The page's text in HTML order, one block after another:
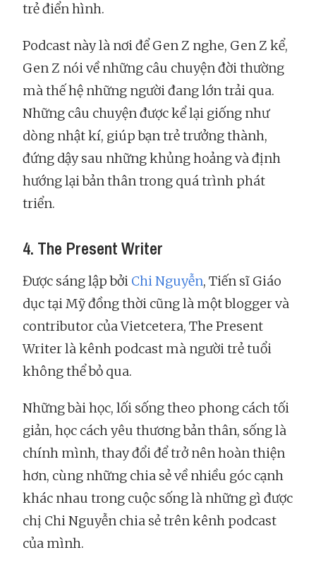
trẻ điển hình.
Podcast này là nơi để Gen Z nghe, Gen Z kể,
Gen Z nói về những câu chuyện đời thường
mà thế hệ những người đang lớn trải qua.
Những câu chuyện được kể lại giống như
dòng nhật kí, giúp bạn trẻ trưởng thành,
đứng dậy sau những khủng hoảng và định
hướng lại bản thân trong quá trình phát
triển.
4. The Present Writer
Được sáng lập bởi Chi Nguyễn, Tiến sĩ Giáo
dục tại Mỹ đồng thời cũng là một blogger và
contributor của Vietcetera, The Present
Writer là kênh podcast mà người trẻ tuổi
không thể bỏ qua.
Những bài học, lối sống theo phong cách tối
giản, học cách yêu thương bản thân, sống là
chính mình, thay đổi để trở nên hoàn thiện
hơn, cùng những chia sẻ về nhiều góc cạnh
khác nhau trong cuộc sống là những gì được
chị Chi Nguyễn chia sẻ trên kênh podcast
của mình.